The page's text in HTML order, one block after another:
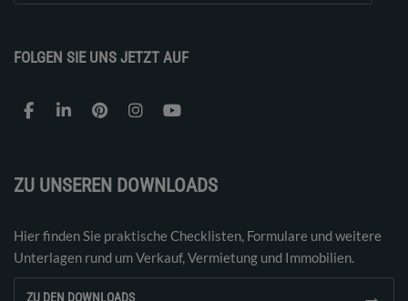
FOLGEN SIE UNS JETZT AUF
ZU UNSEREN DOWNLOADS
Hier finden Sie praktische Checklisten, Formulare und weitere
Unterlagen rund um Verkauf, Vermietung und Immobilien.
ZU DEN DOWNLOADS